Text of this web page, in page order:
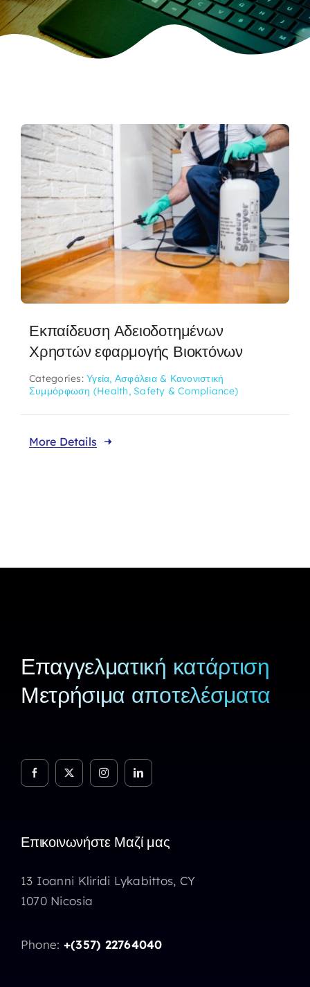
Εκπαίδευση Αδειοδοτημένων
Χρηστών εφαρμογής Βιοκτόνων
Categories:Υγεία, Ασφάλεια & Κανονιστική
Συμμόρφωση (Health, Safety & Compliance)
More Details
Επαγγελματική κατάρτιση
Μετρήσιμα αποτελέσματα
Επικοινωνήστε Μαζί μας
13 Ioanni Kliridi Lykabittos, CY
1070 Nicosia
Phone: +(357) 22764040